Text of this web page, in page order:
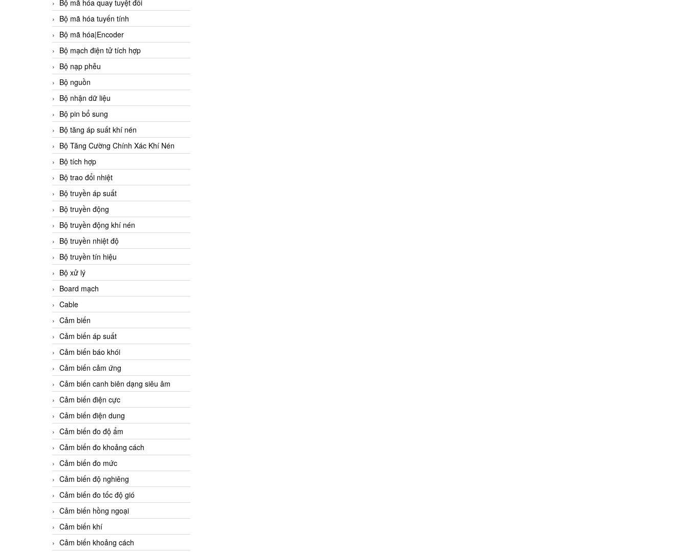
Bộ mã hóa quay tuyệt đối
Bộ mã hóa tuyến tính
Bộ mã hóa|Encoder
Bộ mạch điện tử tích hợp
Bộ nạp phễu
Bộ nguồn
Bộ nhận dữ liệu
Bộ pin bổ sung
Bộ tăng áp suất khí nén
Bộ Tăng Cường Chính Xác Khí Nén
Bộ tích hợp
Bộ trao đổi nhiệt
Bộ truyền áp suất
Bộ truyền động
Bộ truyền động khí nén
Bộ truyền nhiệt độ
Bộ truyền tín hiệu
Bộ xử lý
Board mạch
Cable
Cảm biến
Cảm biến áp suất
Cảm biến báo khói
Cảm biến cảm ứng
Cảm biến canh biên dạng siêu âm
Cảm biến điện cực
Cảm biến điện dung
Cảm biến đo độ ẩm
Cảm biến đo khoảng cách
Cảm biến đo mức
Cảm biến độ nghiêng
Cảm biến đo tốc độ gió
Cảm biến hồng ngoại
Cảm biến khí
Cảm biến khoảng cách